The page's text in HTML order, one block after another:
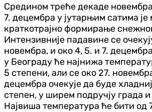
Средином треће декаде
7. децембра у јутарњим сатима је
краткотрајно формирање
Интензивније падавине се
новембра, и око 4, 5. и 7.
у Београду ће најнижа
5 степени, али се око 27.
децембра очекује да буде
степен, у ширем подручју града
Највиша температура ће бити од